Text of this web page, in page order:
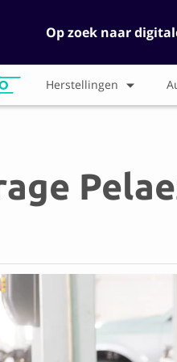
Op zoek naar
Herstellingen